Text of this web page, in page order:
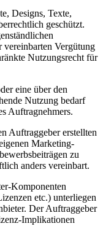
Designs, Texte,
geschützt.
Vergütung
Nutzungsrecht für
eine über den
Nutzung bedarf
Auftragnehmers.
Auftraggeber erstellten
Marketing-
zu
anders vereinbart.
Komponenten
etc.) unterliegen
Der Auftraggeber
Implikationen